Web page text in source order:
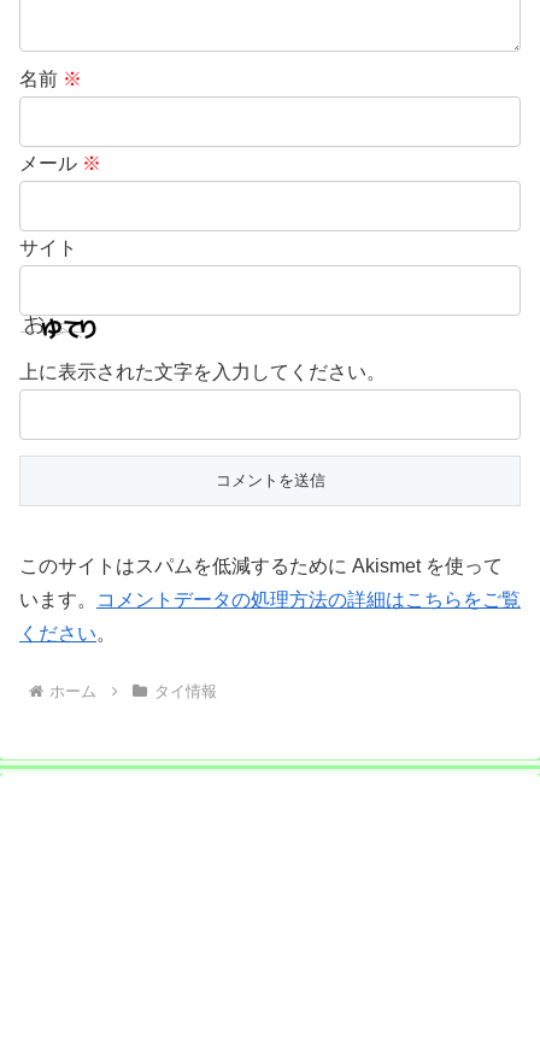
名前 ※
メール ※
サイト
上に表示された文字を入力してください。
このサイトはスパムを低減するために Akismet を使って
います。
コメントデータの処理方法の詳細はこちらをご覧
ください。
ホーム タイ情報